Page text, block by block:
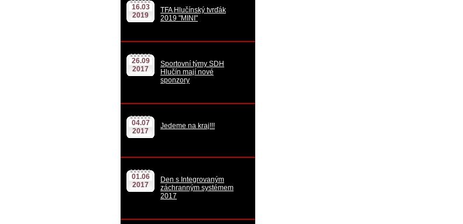
16.03
2019
TFA Hlučínský tvrďák
2019 "MINI"
26.09
2017
Sportovní týmy SDH
Hlučín mají nové
sponzory
04.07
2017
Jedeme na kraj!!!
01.06
2017
Den s Integrovaným
záchranným systémem
2017